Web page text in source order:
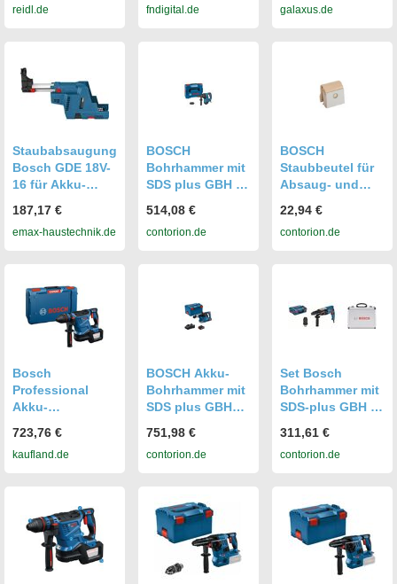
DHR243
reidl.de fndigital.de
25303 DH
(DCH273N)
galaxus.de
Staubabsaugung
Bosch GDE 18V-
16 für Akku-
Meißelhämmer
187,17 €
emax-haustechnik.de
BOSCH
Bohrhammer mit
SDS plus GBH 3-
(061124A004)
514,08 €
contorion.de
BOSCH
Staubbeutel für
Absaug- und
GBH 2/20 REA
GAH 500
22,94 €
contorion.de
Bosch
Professional
Akku-
SDS plus
EXBH18V-32F,
723,76 €
kaufland.de
BOSCH Akku-
Bohrhammer mit
SDS plus GBH
GBA 18V4.0Ah/L-
BOXX,
751,98 €
contorion.de
Set Bosch
Bohrhammer mit
SDS-plus GBH 2-
+ 11-tlg SDS
plus-1
311,61 €
contorion.de